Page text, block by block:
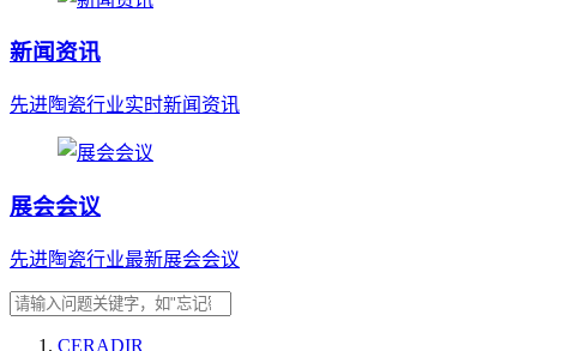
新闻资讯
先进陶瓷行业实时新闻资讯
展会会议
先进陶瓷行业最新展会会议
CERADIR